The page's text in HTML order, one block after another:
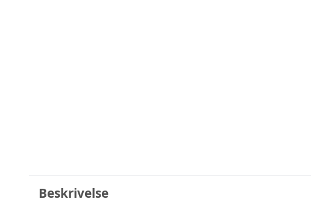
Beskrivelse